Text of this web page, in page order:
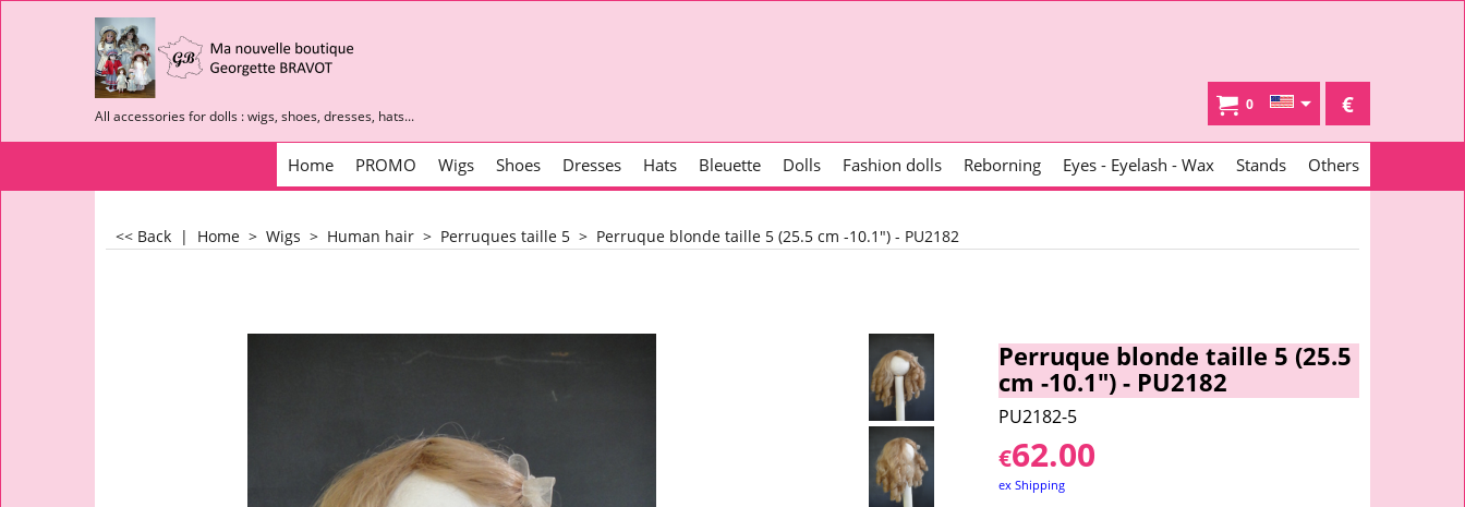
All accessories for dolls : wigs, shoes, dresses, hats...
0 €
Home PROMO Wigs Shoes Dresses Hats Bleuette Dolls Fashion dolls Reborning Eyes - Eyelash - Wax Stands Others
<< Back | Home > Wigs > Human hair > Perruques taille 5 > Perruque blonde taille 5 (25.5 cm -10.1") - PU2182
Perruque blonde taille 5 (25.5
cm -10.1") - PU2182
PU2182-5
€62.00
ex Shipping